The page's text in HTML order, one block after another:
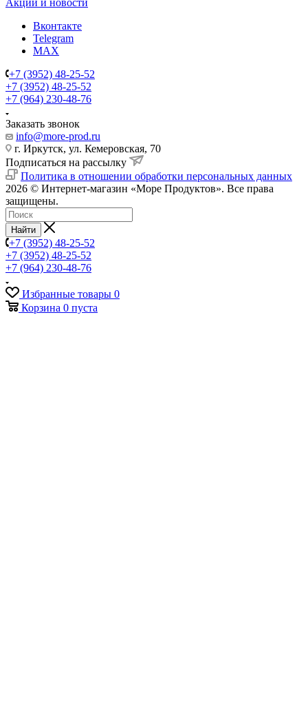
Вконтакте
Telegram
MAX
+7 (3952) 48-25-52
+7 (3952) 48-25-52
+7 (964) 230-48-76
Заказать звонок
info@more-prod.ru
г. Иркутск, ул. Кемеровская, 70
Подписаться на рассылку
Политика в отношении обработки персональных данных
2026 © Интернет-магазин «Море Продуктов». Все права
защищены.
Найти
+7 (3952) 48-25-52
+7 (3952) 48-25-52
+7 (964) 230-48-76
Избранные товары 0
Корзина 0 пуста